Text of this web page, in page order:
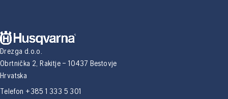
Drezga d.o.o.
Obrtnička 2, Rakitje – 10437 Bestovje
Hrvatska
Telefon +385 1 333 5 301